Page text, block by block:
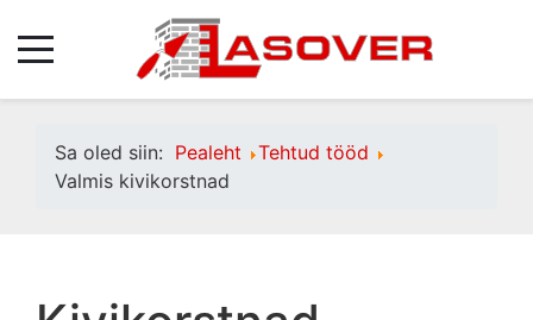
Sa oled siin: Pealeht
Tehtud tööd
Valmis kivikorstnad